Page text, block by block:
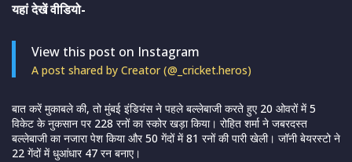
यहां देखें वीडियो-
View this post on Instagram
A post shared by Creator (@_cricket.heros)
बात करें मुकाबले की, तो मुंबई इंडियंस ने पहले बल्लेबाजी करते हुए 20 ओवरों में 5
विकेट के नुकसान पर 228 रनों का स्कोर खड़ा किया। रोहित शर्मा ने जबरदस्त
बल्लेबाजी का नजारा पेश किया और 50 गेंदों में 81 रनों की पारी खेली। जॉनी बेयरस्टो ने
22 गेंदों में धुआंधार 47 रन बनाए।